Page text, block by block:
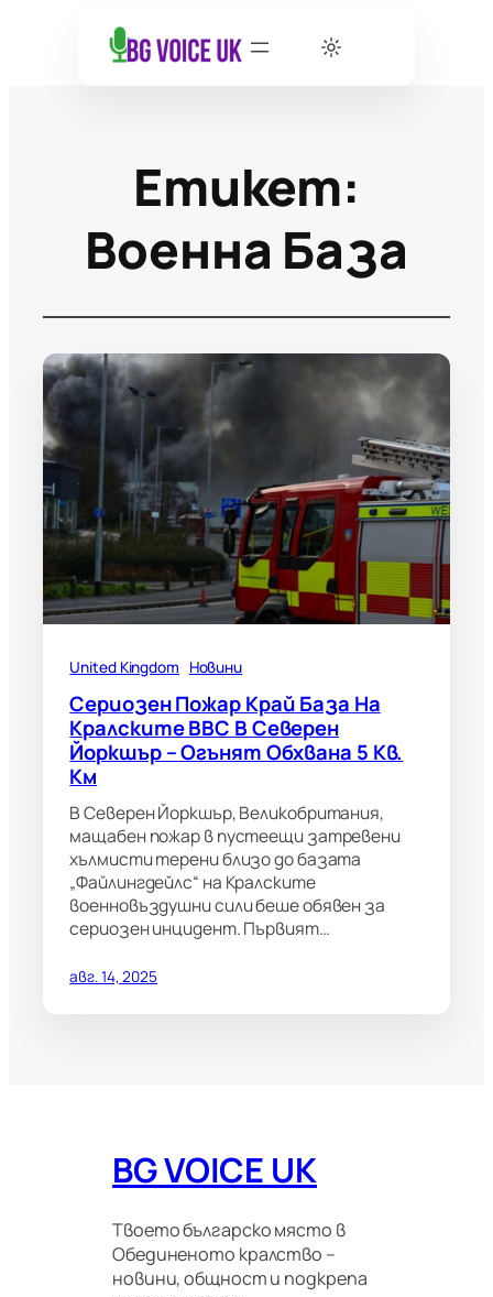
Етикет:
Военна База
United Kingdom Новини
Сериозен Пожар Край База На
Кралските ВВС В Северен
Йоркшър – Огънят Обхвана 5 Кв.
Км
В Северен Йоркшър, Великобритания,
мащабен пожар в пустеещи затревени
хълмисти терени близо до базата
„Файлингдейлс“ на Кралските
военновъздушни сили беше обявен за
сериозен инцидент. Първият…
авг. 14, 2025
BG VOICE UK
Твоето българско място в
Обединеното кралство –
новини, общност и подкрепа